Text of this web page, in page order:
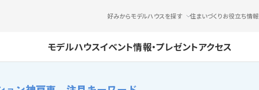
好みからモデルハウスを探す 住まいづくりお役立ち情報
モデルハウスイベント情報・プレゼントアクセス